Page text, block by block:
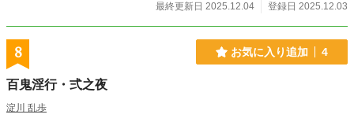
最終更新日 2025.12.04
登録日 2025.12.03
8 お気に入り追加 4
百鬼淫行・弍之夜
淀川 乱歩